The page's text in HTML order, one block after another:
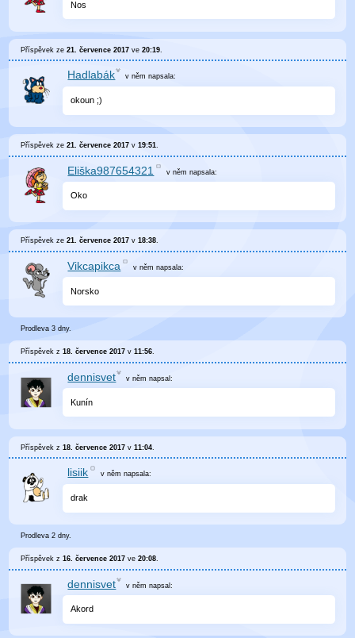
Nos
Příspěvek ze21. července 2017 ve20:19
Hadlabák v něm napsala:
okoun ;)
Příspěvek ze21. července 2017 v19:51
Eliška987654321 v němnapsala:
Oko
Příspěvek ze21. července 2017 v18:38.
Vikcapikca v němnapsala:
Norsko
Prodleva 3 dny.
Příspěvek z18. července 2017 v11:56.
dennisvet v něm napsal:
Kunín
Příspěvek z18. července 2017 v11:04
lisiik v němnapsala:
drak
Prodleva 2 dny.
Příspěvek z16. července 2017 ve20:08
dennisvet v něm napsal:
Akord